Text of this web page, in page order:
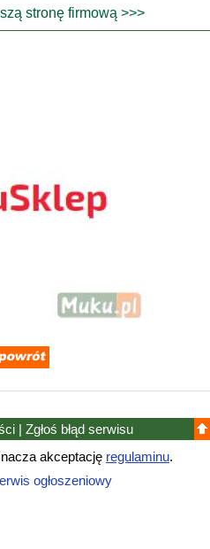
stronę firmową >>>
| Zgłoś błąd serwisu
akceptację regulaminu.
ogłoszeniowy